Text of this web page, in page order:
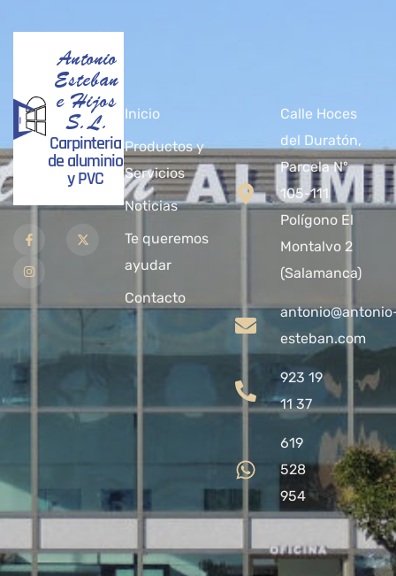
Antonio
Esteban
e Hijos
S.L.
Carpinteria
de aluminio
y PVC
Inicio
Productos y
Servicios
Noticias
Te queremos
ayudar
Contacto
Calle Hoces
del Duratón,
Parcela Nº
105-111
Polígono El
Montalvo 2
(Salamanca)
esteban.com
923 19
11 37
619
528
954